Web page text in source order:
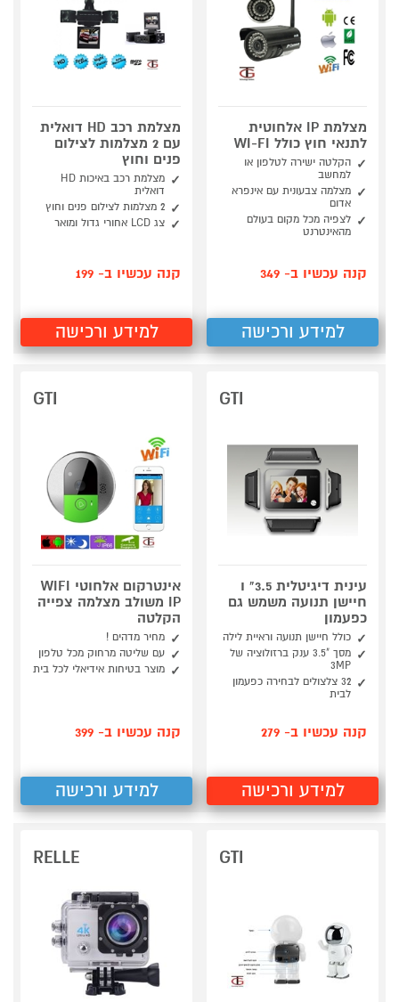
מצלמת IP אלחוטית
לתנאי חוץ כולל WI-FI
הקלטה ישירה לטלפון או
למחשב
מצלמה צבעונית עם אינפרא
אדום
לצפיה מכל מקום בעולם
מהאינטרנט
קנה עכשיו ב- 349
למידע ורכישה
מצלמת רכב HD דואלית
עם 2 מצלמות לצילום
פנים וחוץ
מצלמת רכב באיכות HD
דואלית
2 מצלמות לצילום פנים וחוץ
צג LCD אחורי גדול ומואר
קנה עכשיו ב- 199
למידע ורכישה
GTI
עינית דיגיטלית 3.5" ו
חיישן תנועה משמש גם
כפעמון
כולל חיישן תנועה וראיית לילה
מסך "3.5 ענק ברזולוציה של
3MP
32 צלצולים לבחירה כפעמון
לבית
קנה עכשיו ב- 279
למידע ורכישה
GTI
אינטרקום אלחוטי WIFI
IP משולב מצלמה צפייה
הקלטה
מחיר מדהים !
עם שליטה מרחוק מכל טלפון
מוצר בטיחות אידיאלי לכל בית
קנה עכשיו ב- 399
למידע ורכישה
GTI
RELLE